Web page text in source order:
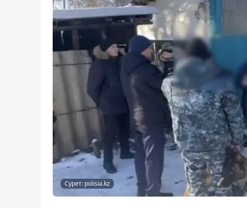
Сурет: polisia.kz